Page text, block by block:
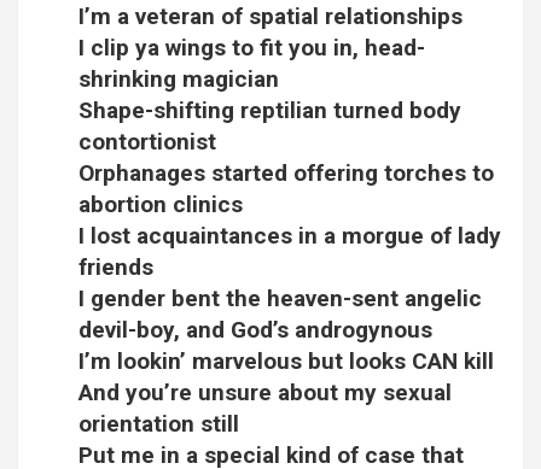
I’m a veteran of spatial relationships
I clip ya wings to fit you in, head-
shrinking magician
Shape-shifting reptilian turned body
contortionist
Orphanages started offering torches to
abortion clinics
I lost acquaintances in a morgue of lady
friends
I gender bent the heaven-sent angelic
devil-boy, and God’s androgynous
I’m lookin’ marvelous but looks CAN kill
And you’re unsure about my sexual
orientation still
Put me in a special kind of case that